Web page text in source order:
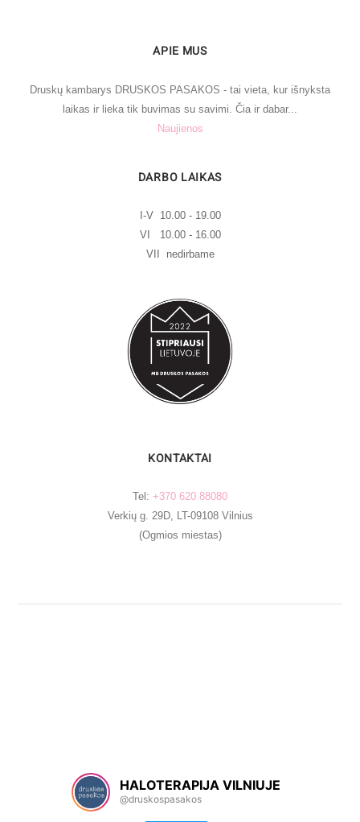
APIE MUS
Druskų kambarys DRUSKOS PASAKOS - tai vieta, kur išnyksta
laikas ir lieka tik buvimas su savimi. Čia ir dabar...
Naujienos
DARBO LAIKAS
I-V 10.00 - 19.00
VI 10.00 - 16.00
VII nedirbame
KONTAKTAI
Tel: +370 620 88080
Verkių g. 29D, LT-09108 Vilnius
(Ogmios miestas)